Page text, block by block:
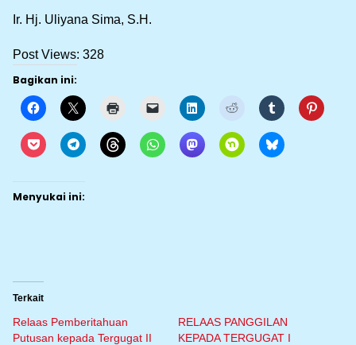
Ir. Hj. Uliyana Sima, S.H.
Post Views: 328
Bagikan ini:
Menyukai ini:
Terkait
Relaas Pemberitahuan
Putusan kepada Tergugat II
RELAAS PANGGILAN
KEPADA TERGUGAT I